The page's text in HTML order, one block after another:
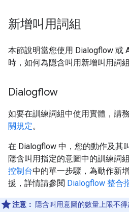
新增叫用詞組
本節說明當您使用 Dialogflow 或
時，如何為隱含叫用新增叫用詞組
Dialogflow
如要在訓練詞組中使用實體，請
關規定。
在 Dialogflow 中，您的動作及其
隱含叫用指定的意圖中的訓練詞
控制台中的單一步驟，為動作新
援，詳情請參閱 Dialogflow 整合
注意：
隱含叫用意圖的數量上限不